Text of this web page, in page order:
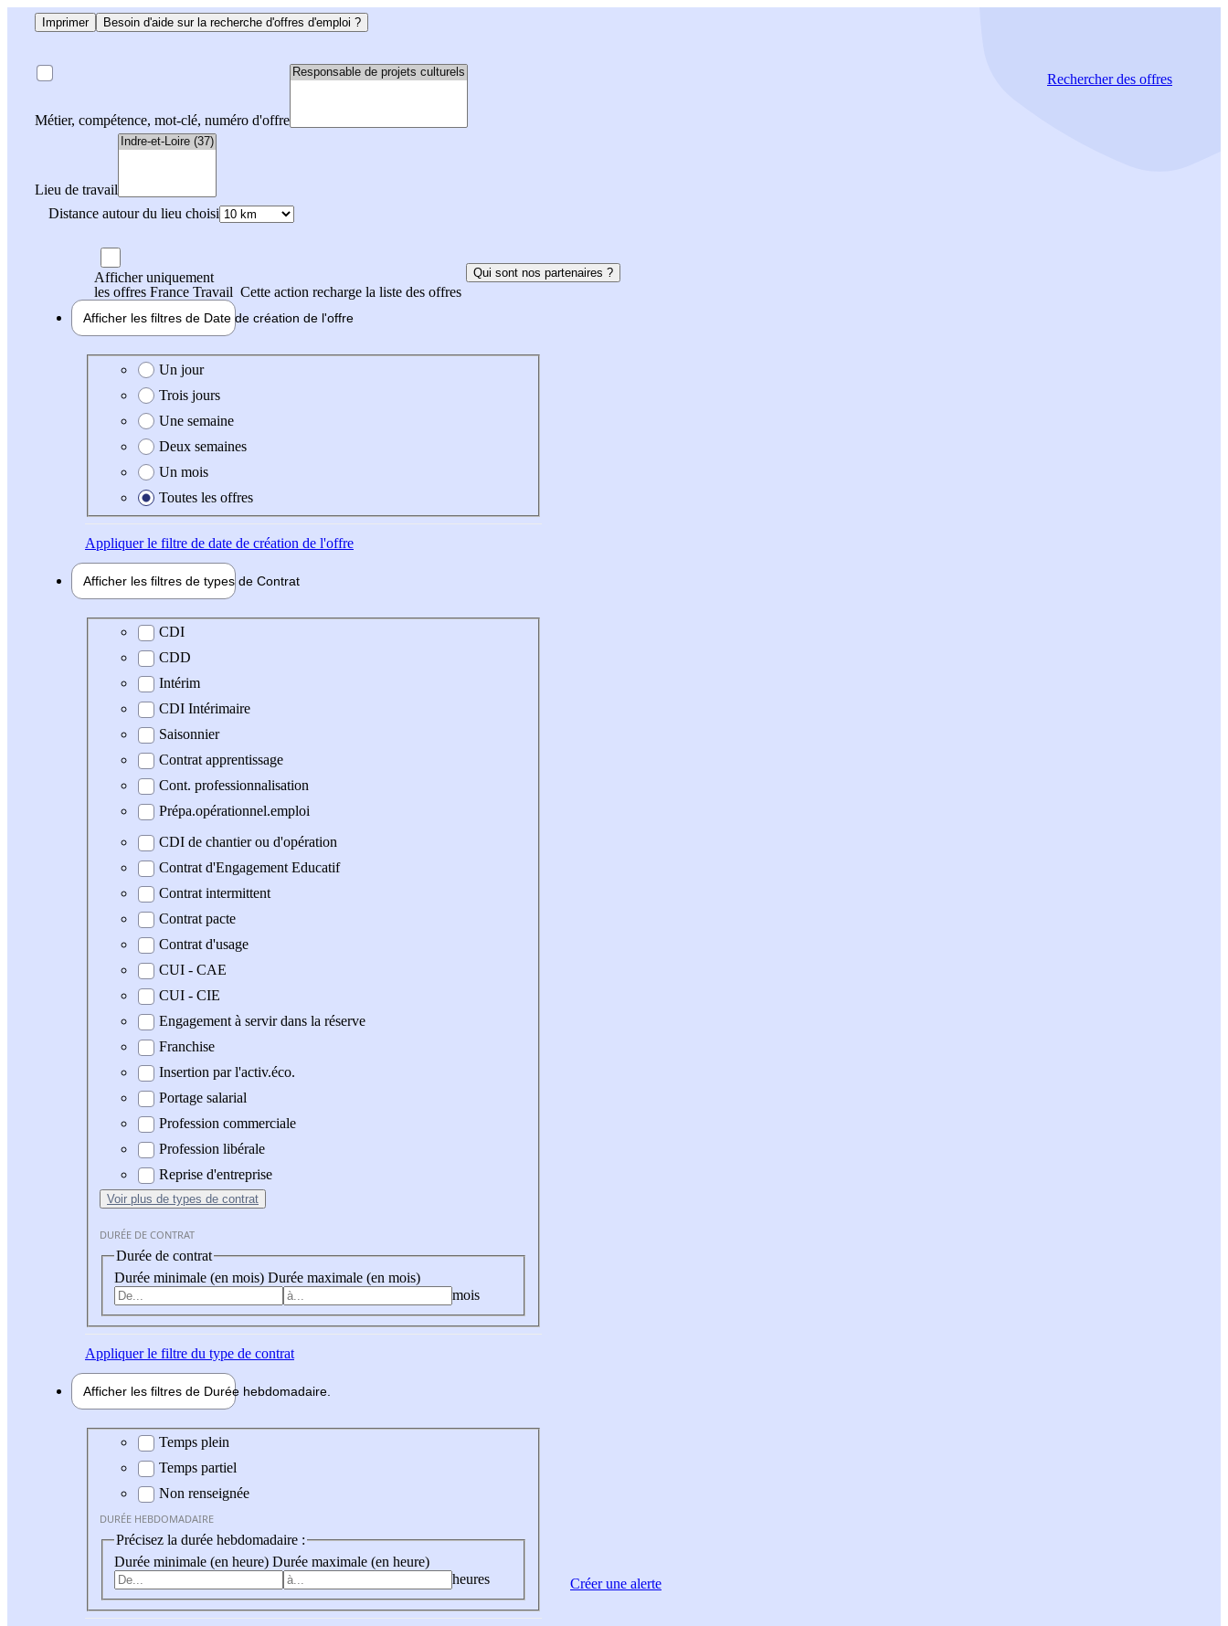
Imprimer Besoin d'aide sur la recherche d'offres d'emploi ?
Métier, compétence, mot-clé, numéro d'offre
Lieu de travail
Distance autour du lieu choisi
Rechercherdes offres
Afficher uniquement
les offres France Travail Cette action recharge la liste des offres
Qui sont nos partenaires ?
Afficher les filtres de Date de création de l'offre
Date de création de l'offre
Un jour
Trois jours
Une semaine
Deux semaines
Un mois
Toutes les offres
Appliquerle filtre de date de création de l'offre
Afficher les filtres de types de Contrat
Type de contrat
CDI
CDD
Intérim
CDI Intérimaire
Saisonnier
Contrat apprentissage
Cont. professionnalisation
Prépa.opérationnel.emploi
CDI de chantier ou d'opération
Contrat d'Engagement Educatif
Contrat intermittent
Contrat pacte
Contrat d'usage
CUI - CAE
CUI - CIE
Engagement à servir dans la réserve
Franchise
Insertion par l'activ.éco.
Portage salarial
Profession commerciale
Profession libérale
Reprise d'entreprise
Voir plus de types de contrat
DURÉE DE CONTRAT
Durée de contrat
Durée minimale (en mois) Durée maximale (en mois)
mois
Appliquerle filtre du type de contrat
Afficher les filtres de Durée hebdomadaire
Durée hebdomadaire
Temps plein
Temps partiel
Non renseignée
DURÉE HEBDOMADAIRE
Précisez la durée hebdomadaire :
Durée minimale (en heure) Durée maximale (en heure)
heures
Créer une alerte